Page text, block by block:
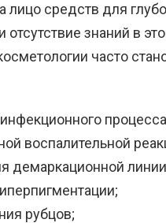
лицо средств для
отсутствие знаний в
часто
воспалительной
демаркационной
рубцов;